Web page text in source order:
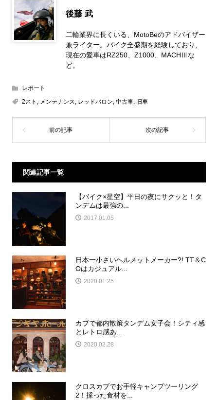
後藤 武
二輪業界に長くいる、MotoBeのアドバイザー
兼ライター。バイク全盛期を経験しており、
現在の愛車はRZ250、Z1000、MACHⅢな
ど。
レポート
2スト , メンテナンス, レッドバロン, 中古車, 旧車
関連記事一覧
【バイク×星空】平日の夜にサクッと！タ
ンデムは最強の...
2017.01.05
日本一小さいヘルメットメーカー?! TT＆C
Oはカジュアル...
2020.01.25
カブで都内散策タンデム女子会！シティ感
とレトロ感あ...
2020.02.28
クロスカブでお手軽キャンプツーリング
2！採った食材を...